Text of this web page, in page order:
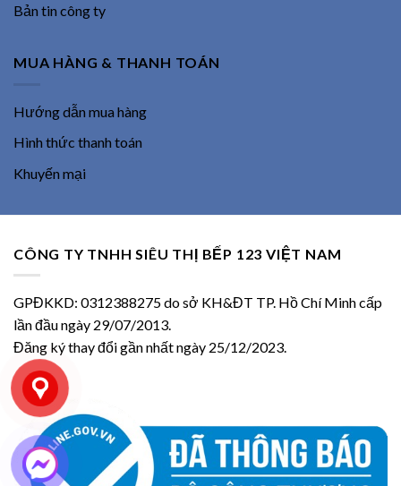
Bản tin công ty
MUA HÀNG & THANH TOÁN
Hướng dẫn mua hàng
Hình thức thanh toán
Khuyến mại
CÔNG TY TNHH SIÊU THỊ BẾP 123 VIỆT NAM
GPĐKKD: 0312388275 do sở KH&ĐT TP. Hồ Chí Minh cấp
lần đầu ngày 29/07/2013.
Đăng ký thay đổi gần nhất ngày 25/12/2023.